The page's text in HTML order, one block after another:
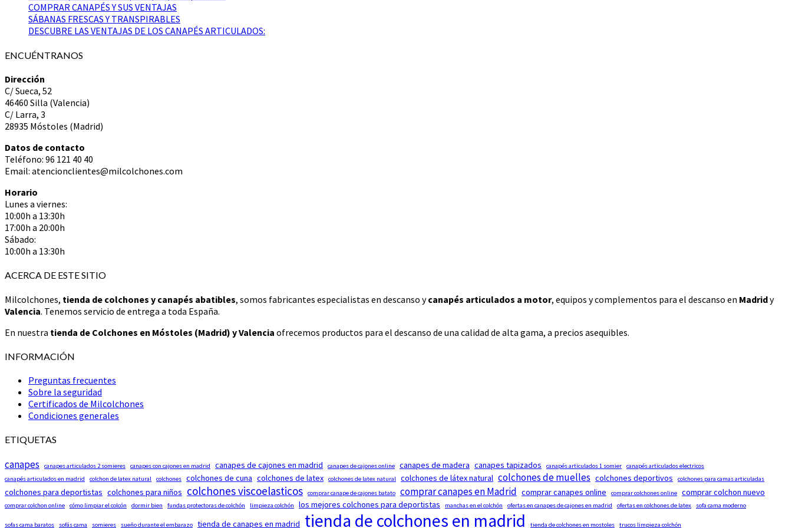
COMPRAR CANAPÉS Y SUS VENTAJAS
SÁBANAS FRESCAS Y TRANSPIRABLES
DESCUBRE LAS VENTAJAS DE LOS CANAPÉS ARTICULADOS:
ENCUÉNTRANOS
Dirección
C/ Sueca, 52
46460 Silla (Valencia)
C/ Larra, 3
28935 Móstoles (Madrid)
Datos de contacto
Teléfono: 96 121 40 40
Email: atencionclientes@milcolchones.com
Horario
Lunes a viernes:
10:00h a 13:30h
17:00h a 20:00h
Sábado:
10:00h a 13:30h
ACERCA DE ESTE SITIO
Milcolchones, tienda de colchones y canapés abatibles, somos fabricantes especialistas en descanso ycanapés articulados a motor, equipos y complementos para el descanso en Madridy
Valencia. Tenemos servicio de entrega a toda España.
En nuestra tienda de Colchones en Móstoles (Madrid) y Valencia ofrecemos productos para el descanso de una calidad de alta gama, a precios asequibles.
INFORMACIÓN
Preguntas frecuentes
Sobre la seguridad
Certificados de Milcolchones
Condiciones generales
ETIQUETAS
canapes canapes articulados 2 somieres canapes con cajones en madrid canapes de cajones en madrid canapes de cajones online canapes de madera canapes tapizados canapés articulados 1 somier
canapés articulados electricos
canapés articulados en madrid
colchon de latex natural colchones colchones de cuna colchones de latex colchones de latex natural colchones de látex natural colchones de muelles colchones deportivos colchones para camas articuladas
colchones para deportistas colchones para niños colchones viscoelasticos comprar canape de cajones batato comprar canapes en Madrid comprar canapes online comprar colchones online comprar colchon nuevo
comprar colchon online cómo limpiar el colcón dormir bien fundas protectoras de colchón limpieza colchón los mejores colchones para deportistas manchas en el colchón ofertas en canapes de cajones en madrid ofertas en colchones de latex sofa cama moderno
sofas cama baratos sofás cama somieres sueño durante el embarazo tienda de canapes en madrid tienda de colchones en madrid tienda de colchones en mostoles trucos limpieza colchón